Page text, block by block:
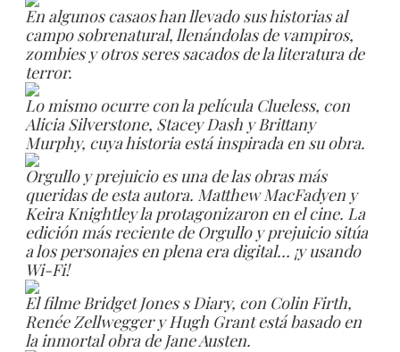
En algunos casaos han llevado sus historias al
campo sobrenatural, llenándolas de vampiros,
zombies y otros seres sacados de la literatura de
terror.
Lo mismo ocurre con la película Clueless, con
Alicia Silverstone, Stacey Dash y Brittany
Murphy, cuya historia está inspirada en su obra.
Orgullo y prejuicio es una de las obras más
queridas de esta autora. Matthew MacFadyen y
Keira Knightley la protagonizaron en el cine. La
edición más reciente de Orgullo y prejuicio sitúa
a los personajes en plena era digital… ¡y usando
Wi-Fi!
El filme Bridget Jones s Diary, con Colin Firth,
Renée Zellwegger y Hugh Grant está basado en
la inmortal obra de Jane Austen.